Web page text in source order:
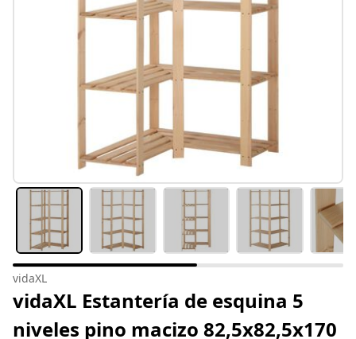
vidaXL
vidaXL Estantería de esquina 5
niveles pino macizo 82,5x82,5x170